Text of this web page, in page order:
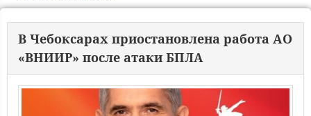
В Чебоксарах приостановлена работа АО
«ВНИИР» после атаки БПЛА